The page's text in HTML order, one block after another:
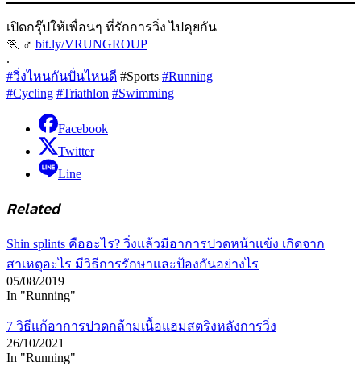
เปิดกรุ๊ปให้เพื่อนๆ ที่รักการวิ่ง ไปคุยกัน
🏃 ‍♂ bit.ly/VRUNGROUP
.
#วิ่งไหนกันปั่นไหนดี #Sports #Running
#Cycling #Triathlon #Swimming
Facebook
Twitter
Line
Related
Shin splints คืออะไร? วิ่งแล้วมีอาการปวดหน้าแข้ง เกิดจาก
สาเหตุอะไร มีวิธีการรักษาและป้องกันอย่างไร
05/08/2019
In "Running"
7 วิธีแก้อาการปวดกล้ามเนื้อแฮมสตริงหลังการวิ่ง
26/10/2021
In "Running"